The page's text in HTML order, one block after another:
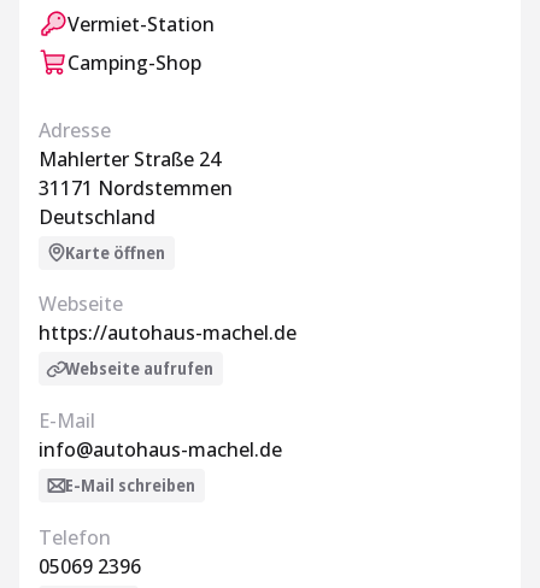
Vermiet-Station
Camping-Shop
Adresse
Mahlerter Straße 24
31171 Nordstemmen
Deutschland
Karte öffnen
Webseite
https://autohaus-machel.de
Webseite aufrufen
E-Mail
info@autohaus-machel.de
E-Mail schreiben
Telefon
05069 2396